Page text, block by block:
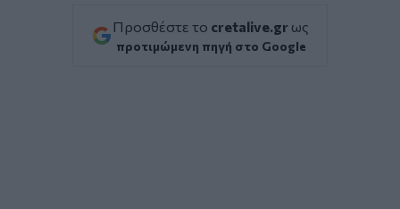
Προσθέστε το cretalive.gr ως
προτιμώμενη πηγή στο Google